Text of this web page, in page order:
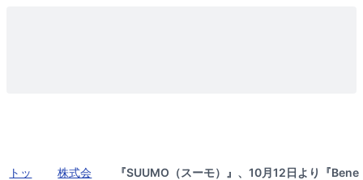
トッ
株式会
『SUUMO（スーモ）』、10月12日より『Bene